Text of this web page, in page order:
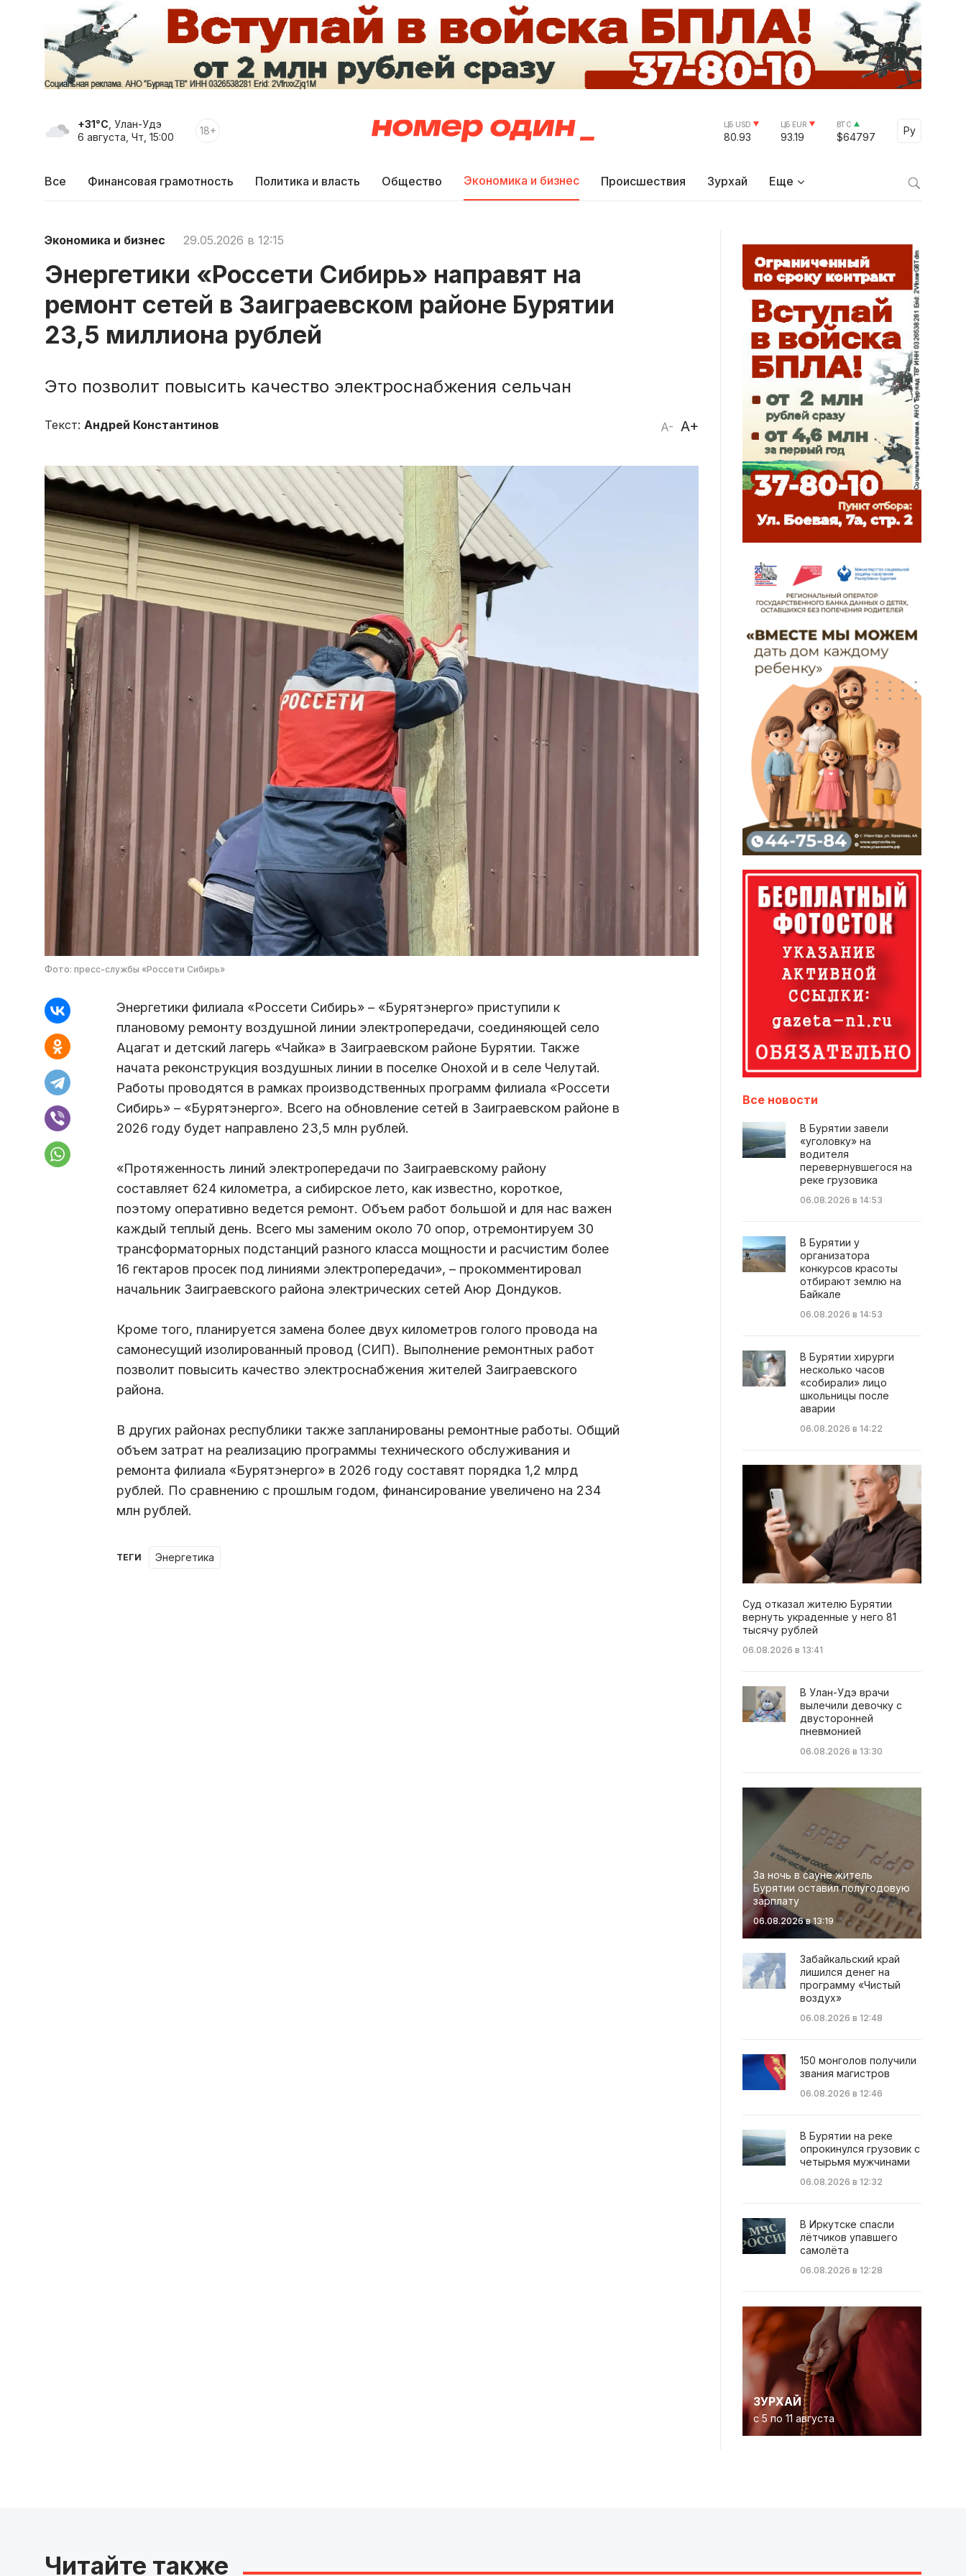
+31°C , Улан-Удэ
6 августа, Чт, 15:00
18+ ЦБ USD
80.93
ЦБ EUR
93.19
BTC
$64797
Ру
Select
Все Финансовая грамотность Политика и власть Общество Экономика и бизнес Происшествия Зурхай Еще
Экономика и бизнес 29.05.2026 в 12:15
Энергетики «Россети Сибирь» направят на
ремонт сетей в Заиграевском районе Бурятии
23,5 миллиона рублей
Это позволит повысить качество электроснабжения сельчан
A- A+
Текст: Андрей Константинов
Фото: пресс-службы «Россети Сибирь»
Энергетики филиала «Россети Сибирь» – «Бурятэнерго» приступили к
плановому ремонту воздушной линии электропередачи, соединяющей село
Ацагат и детский лагерь «Чайка» в Заиграевском районе Бурятии. Также
начата реконструкция воздушных линии в поселке Онохой и в селе Челутай.
Работы проводятся в рамках производственных программ филиала «Россети
Сибирь» – «Бурятэнерго». Всего на обновление сетей в Заиграевском районе в
2026 году будет направлено 23,5 млн рублей.
«Протяженность линий электропередачи по Заиграевскому району
составляет 624 километра, а сибирское лето, как известно, короткое,
поэтому оперативно ведется ремонт. Объем работ большой и для нас важен
каждый теплый день. Всего мы заменим около 70 опор, отремонтируем 30
трансформаторных подстанций разного класса мощности и расчистим более
16 гектаров просек под линиями электропередачи», – прокомментировал
начальник Заиграевского района электрических сетей Аюр Дондуков.
Кроме того, планируется замена более двух километров голого провода на
самонесущий изолированный провод (СИП). Выполнение ремонтных работ
позволит повысить качество электроснабжения жителей Заиграевского
района.
В других районах республики также запланированы ремонтные работы. Общий
объем затрат на реализацию программы технического обслуживания и
ремонта филиала «Бурятэнерго» в 2026 году составят порядка 1,2 млрд
рублей. По сравнению с прошлым годом, финансирование увеличено на 234
млн рублей.
ТЕГИ энергетика
Все новости
В Бурятии завели
«уголовку» на
водителя
перевернувшегося на
реке грузовика
06.08.2026 в 14:53
В Бурятии у
организатора
конкурсов красоты
отбирают землю на
Байкале
06.08.2026 в 14:53
В Бурятии хирурги
несколько часов
«собирали» лицо
школьницы после
аварии
06.08.2026 в 14:22
Суд отказал жителю Бурятии
вернуть украденные у него 81
тысячу рублей
06.08.2026 в 13:41
В Улан-Удэ врачи
вылечили девочку с
двусторонней
пневмонией
06.08.2026 в 13:30
За ночь в сауне житель
Бурятии оставил полугодовую
зарплату
06.08.2026 в 13:19
Забайкальский край
лишился денег на
программу «Чистый
воздух»
06.08.2026 в 12:48
150 монголов получили
звания магистров
06.08.2026 в 12:46
В Бурятии на реке
опрокинулся грузовик с
четырьмя мужчинами
06.08.2026 в 12:32
В Иркутске спасли
лётчиков упавшего
самолёта
06.08.2026 в 12:28
ЗУРХАЙ
с 5 по 11 августа
Читайте также